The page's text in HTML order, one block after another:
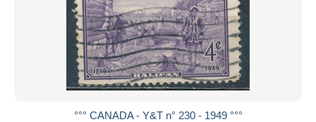
°°° CANADA - Y&T n° 230 - 1949 °°°